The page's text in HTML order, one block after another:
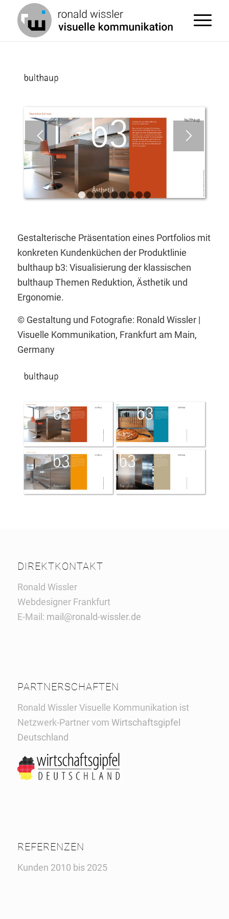
1 2 3 4 5 6 7 8 9
Gestalterische Präsentation eines Portfolios mit
konkreten Kundenküchen der Produktlinie
bulthaup b3: Visualisierung der klassischen
bulthaup Themen Reduktion, Ästhetik und
Ergonomie.
© Gestaltung und Fotografie: Ronald Wissler |
Visuelle Kommunikation, Frankfurt am Main,
Germany
DIREKTKONTAKT
Ronald Wissler
Webdesigner Frankfurt
E-Mail: mail@ronald-wissler.de
PARTNERSCHAFTEN
Ronald Wissler Visuelle Kommunikation ist
Netzwerk-Partner vom Wirtschaftsgipfel
Deutschland
REFERENZEN
Kunden 2010 bis 2025